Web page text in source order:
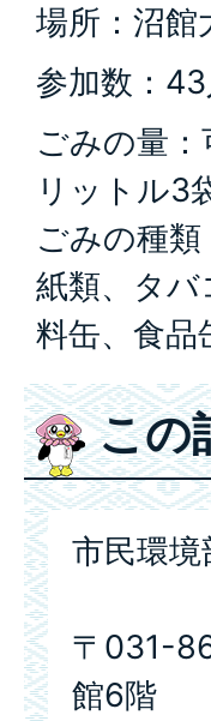
場所：沼
参加数：43
ごみの量
リットル3
ごみの種
紙類、タバ
料缶、食品
この
市民環
〒031-
館6階